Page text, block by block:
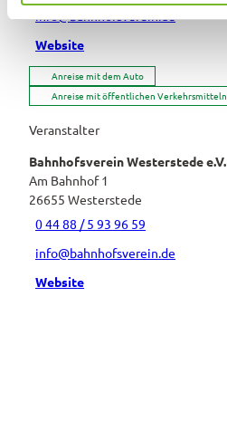
info@bahnhofsverein.de
Website
Anreise mit dem Auto
Anreise mit öffentlichen Verkehrsmitteln
Veranstalter
Bahnhofsverein Westerstede e.V.
Am Bahnhof 1
26655 Westerstede
0 44 88 / 5 93 96 59
info@bahnhofsverein.de
Website